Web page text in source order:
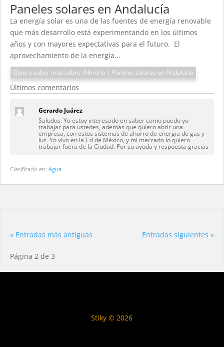
Paneles solares en Andalucía
La energía solar es una de las fuentes de energía renovable
que más desarrollo está experimentando en los últimos
años y con mayores expectativas para el futuro. El
aprovechamiento de la energía...
Quiero saber más sobre: Almería | Paneles solares en Andalucía
Últimos comentarios
Gerardo Juárez
Saludos. Yo estoy interesado en saber como puedo yo
trabajar para ustedes, además que quiero abrir una
empresa, con estos sistemas de ahorro de energia de gas y
luz. Yo vivo en la Cd de México, y mi mercado lo quiero
trabajar fuera de la Ciudad. Por su ayuda y respuesta gracias
Clasificado en: Agua
« Entradas más antiguas Entradas siguientes »
Página 2 de 3
Stiky © 2026